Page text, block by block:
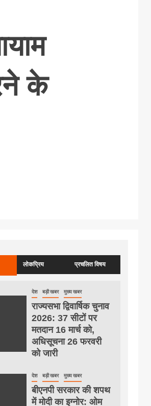
के
लोकप्रिय प्रचलित विषय
देश बड़ी खबर मुख्य खबर
राज्यसभा द्विवार्षिक चुनाव
2026: 37 सीटों पर
मतदान 16 मार्च को,
अधिसूचना 26 फरवरी
को जारी
देश बड़ी खबर मुख्य खबर
बीएनपी सरकार की शपथ
में मोदी का इग्नोर: ओम